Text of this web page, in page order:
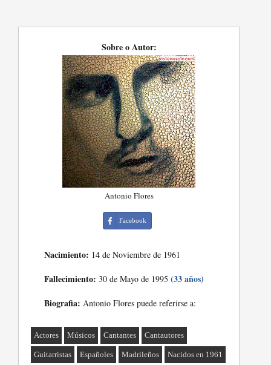
Sobre o Autor:
Antonio Flores
Facebook
Nacimiento: 14 de Noviembre de 1961
Fallecimiento: 30 de Mayo de 1995(33 años)
Biografia: Antonio Flores puede referirse a:
Actores Músicos Cantantes Cantautores
Guitarristas Españoles Madrileños Nacidos en 1961